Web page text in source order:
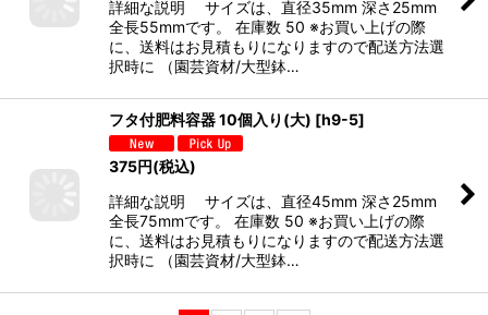
詳細な説明 サイズは、直径35mm 深さ25mm
全長55mmです。 在庫数 50 ※お買い上げの際
に、送料はお見積もりになりますので配送方法選
択時に （園芸資材/大型鉢…
フタ付肥料容器 10個入り(大) [h9-5]
375円(税込)
詳細な説明 サイズは、直径45mm 深さ25mm
全長75mmです。 在庫数 50 ※お買い上げの際
に、送料はお見積もりになりますので配送方法選
択時に （園芸資材/大型鉢…